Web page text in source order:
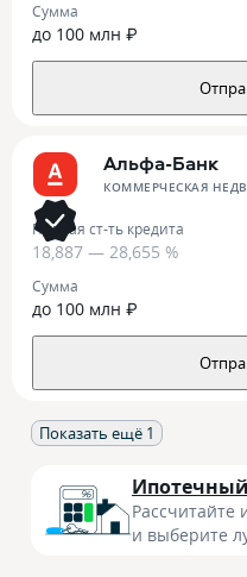
Сумма
до 100 млн ₽
Альфа-Банк
КОММЕРЧЕСКАЯ
Полная ст-ть кредита
18,887 — 28,655 %
Сумма
до 100 млн ₽
Показать ещё 1
Рассчитайте
и выберите